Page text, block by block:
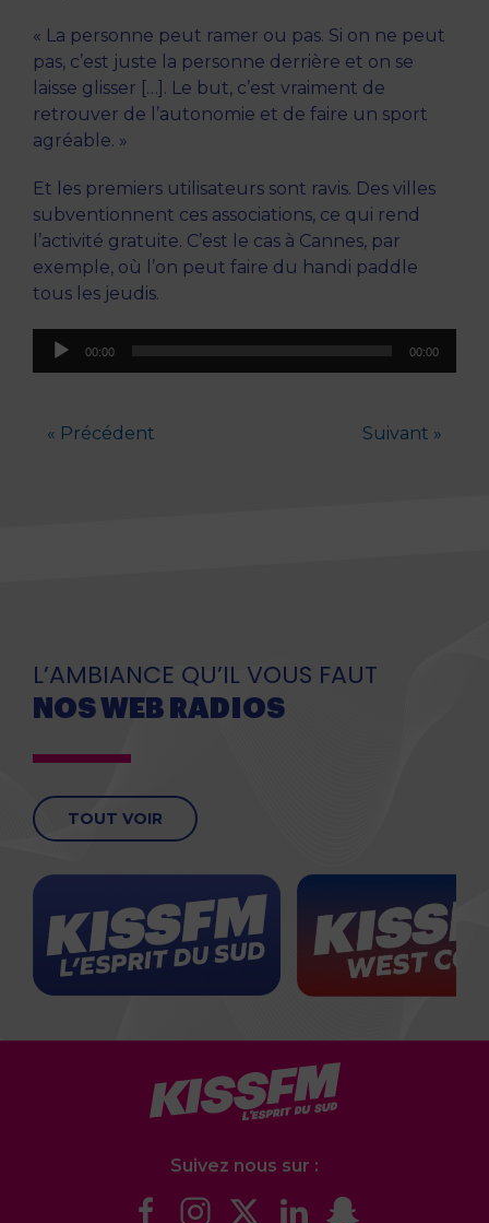
« La personne peut ramer ou pas. Si on ne peut
pas, c’est juste la personne derrière et on se
laisse glisser […]. Le but, c’est vraiment de
retrouver de l’autonomie et de faire un sport
agréable. »
Et les premiers utilisateurs sont ravis. Des villes
subventionnent ces associations, ce qui rend
l’activité gratuite. C’est le cas à Cannes, par
exemple, où l’on peut faire du handi paddle
tous les jeudis.
Lecteur
00:00 00:00
« Précédent Suivant »
L’AMBIANCE QU’IL VOUS FAUT
NOS WEB RADIOS
TOUT VOIR
Suivez nous sur :